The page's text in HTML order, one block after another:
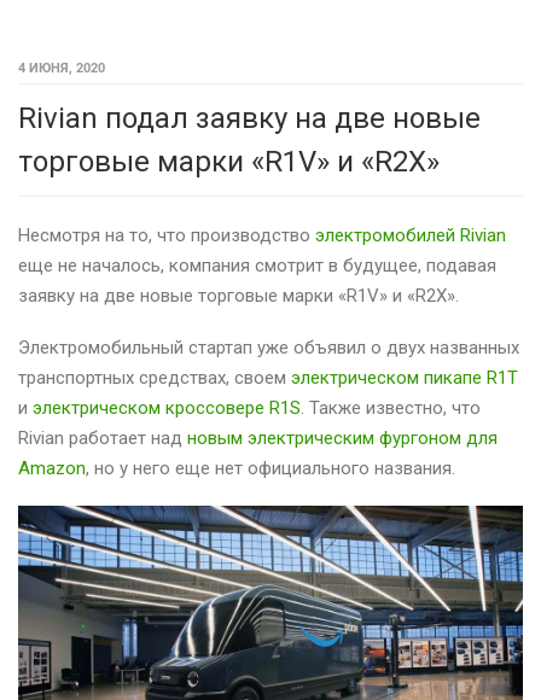
4 ИЮНЯ, 2020
Rivian подал заявку на две новые
торговые марки «R1V» и «R2X»
Несмотря на то, что производство электромобилей Rivian
еще не началось, компания смотрит в будущее, подавая
заявку на две новые торговые марки «R1V» и «R2X».
Электромобильный стартап уже объявил о двух названных
транспортных средствах, своем электрическом пикапе R1T
и электрическом кроссовере R1S. Также известно, что
Rivian работает над новым электрическим фургоном для
Amazon, но у него еще нет официального названия.